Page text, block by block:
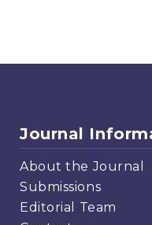
Journal
About the Journal
Submissions
Editorial Team